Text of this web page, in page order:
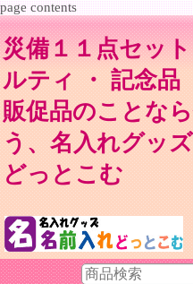
page contents
災備１１点セッ
ルティ ・ 記念品
販促品のことな
う、名入れグッ
どっとこむ